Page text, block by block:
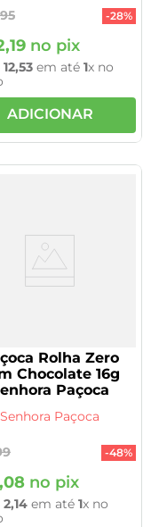
95 -28%
,19 no pix
12,53 em até 1x no
ADICIONAR
Rolha Zero
Chocolate 16g
Paçoca
Senhora Paçoca
-48%
,08 no pix
2,14 em até 1x no